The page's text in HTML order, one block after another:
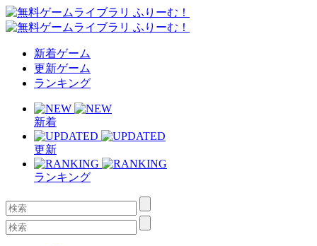
新着ゲーム
更新ゲーム
ランキング
新着
更新
ランキング